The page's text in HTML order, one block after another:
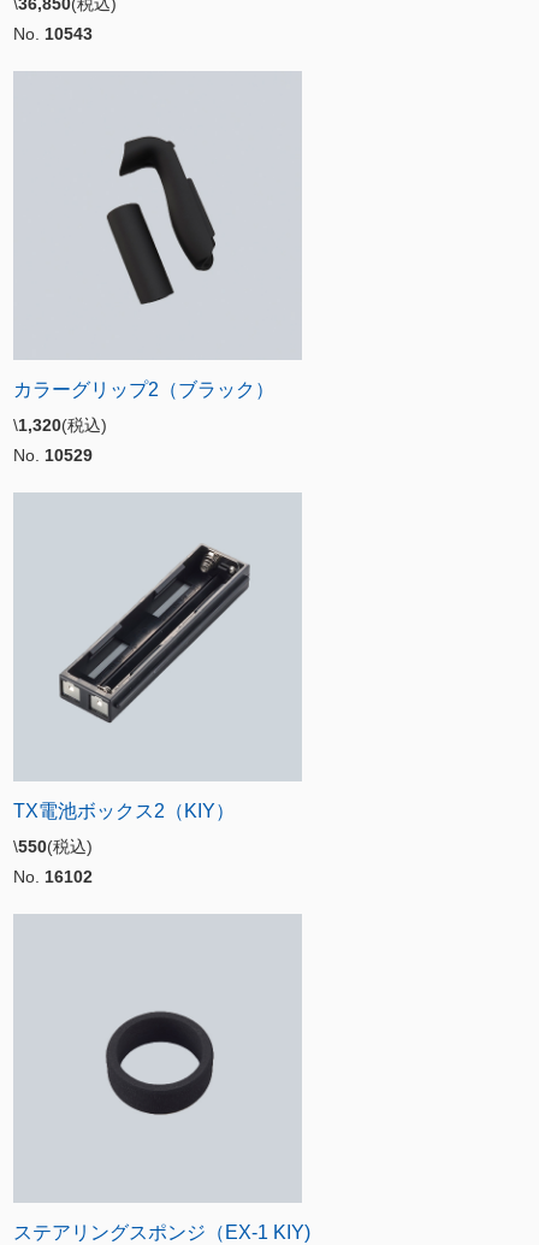
No. 10543
カラーグリップ2（ブラック）
\1,320(税込)
No. 10529
TX電池ボックス2（KIY）
\550(税込)
No. 16102
ステアリングスポンジ（EX-1 KIY)